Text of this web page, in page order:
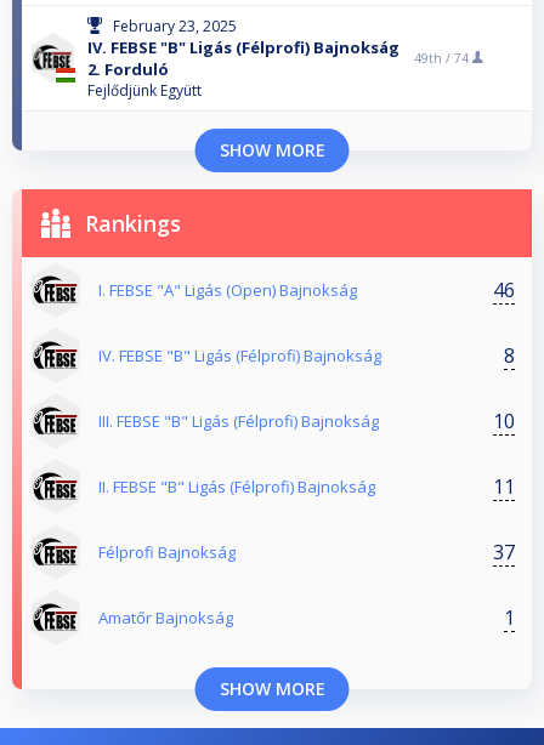
February 23, 2025
IV. FEBSE "B" Ligás (Félprofi) Bajnokság
2. Forduló
Fejlődjünk Együtt
49th / 74
SHOW MORE
Rankings
I. FEBSE "A" Ligás (Open) Bajnokság 46
IV. FEBSE "B" Ligás (Félprofi) Bajnokság 8
III. FEBSE "B" Ligás (Félprofi) Bajnokság 10
II. FEBSE "B" Ligás (Félprofi) Bajnokság 11
Félprofi Bajnokság 37
Amatőr Bajnokság 1
SHOW MORE